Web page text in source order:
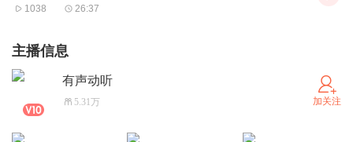
1038 26:37
主播信息
有声动听
5.31万 加关注